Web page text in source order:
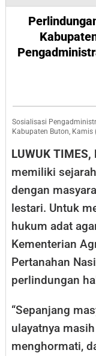
Sosialisasi
Kabupaten Buton,
LUWUK TIMES,
memiliki
dengan
lestari. Untuk
hukum adat
Kementerian
Pertanahan
perlindungan
“Sepanjang
ulayatnya
menghormati,